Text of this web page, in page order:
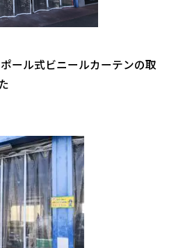
ール式ビニールカーテンの取